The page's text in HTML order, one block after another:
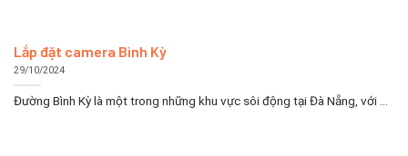
Lắp đặt camera Bình Kỳ
29/10/2024
Đường Bình Kỳ là một trong những khu vực sôi động tại Đà Nẵng, với ...